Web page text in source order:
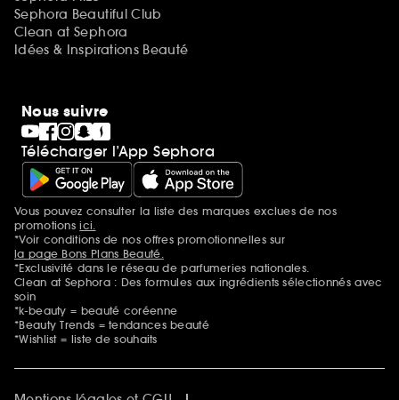
Sephora Beautiful Club
Clean at Sephora
Idées & Inspirations Beauté
Nous suivre
Télécharger l’App Sephora
Mentions additionnelles
Vous pouvez consulter la liste des marques exclues de nos
promotionsici.
*Voir conditions de nos offres promotionnelles sur
la page Bons Plans Beauté.
*Exclusivité dans le réseau de parfumeries nationales.
Clean at Sephora : Des formules aux ingrédients sélectionnés avec
soin
*k-beauty = beauté coréenne
*Beauty Trends = tendances beauté
*Wishlist = liste de souhaits